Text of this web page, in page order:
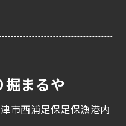
まるや
市西浦足保足保漁港内